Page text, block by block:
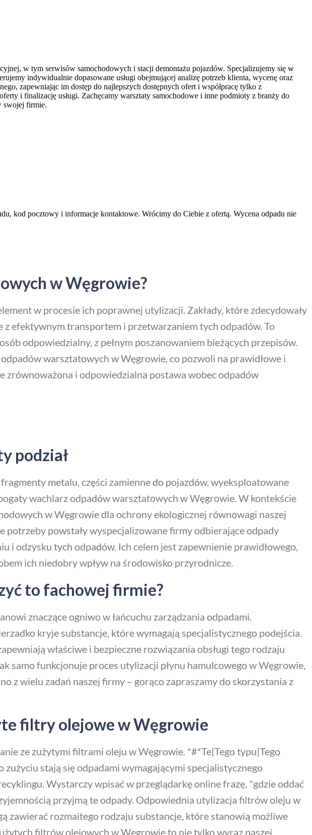
w tym serwisów samochodowych i stacji demontażu pojazdów. Specjalizujemy się w
indywidualnie dopasowane usługi obejmującej analizę potrzeb klienta, wycenę oraz
zapewniając im dostęp do najlepszych dostępnych ofert i współpracę tylko z
i finalizację usługi. Zachęcamy warsztaty samochodowe i inne podmioty z branży do
swojej firmie.
kod pocztowy i informacje kontaktowe. Wrócimy do Ciebie z ofertą. Wycena odpadu nie
w Węgrowie?
w procesie ich poprawnej utylizacji. Zakłady, które zdecydowały
efektywnym transportem i przetwarzaniem tych odpadów. To
odpowiedzialny, z pełnym poszanowaniem bieżących przepisów.
warsztatowych w Węgrowie, co pozwoli na prawidłowe i
zrównoważona i odpowiedzialna postawa wobec odpadów
podział
metalu, części zamienne do pojazdów, wyeksploatowane
wachlarz odpadów warsztatowych w Węgrowie. W kontekście
w Węgrowie dla ochrony ekologicznej równowagi naszej
potrzeby powstały wyspecjalizowane firmy odbierające odpady
odzysku tych odpadów. Ich celem jest zapewnienie prawidłowego,
ich niedobry wpływ na środowisko przyrodnicze.
to fachowej firmie?
znaczące ogniwo w łańcuchu zarządzania odpadami.
kryje substancje, które wymagają specjalistycznego podejścia.
właściwe i bezpieczne rozwiązania obsługi tego rodzaju
samo funkcjonuje proces utylizacji płynu hamulcowego w Węgrowie,
z wielu zadań naszej firmy – gorąco zapraszamy do skorzystania z
filtry olejowe w Węgrowie
ze zużytymi filtrami oleju w Węgrowie. *#*Te|Tego typu|Tego
stają się odpadami wymagającymi specjalistycznego
Wystarczy wpisać w przeglądarkę online frazę, "gdzie oddać
przyjmą te odpady. Odpowiednia utylizacja filtrów oleju w
rozmaitego rodzaju substancje, które stanowią możliwe
filtrów olejowych w Węgrowie to nie tylko wyraz naszej